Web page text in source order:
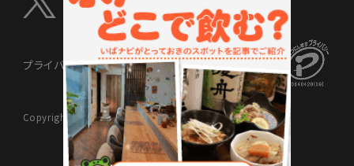
プライバシーマーク制度
Copyright © 2024 NISSENMEDIX Ltd. All Rights Reserved.